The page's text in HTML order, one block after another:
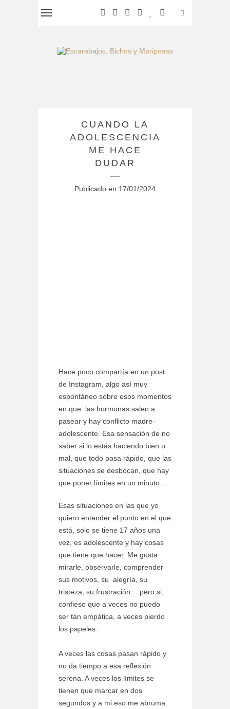
CUANDO LA
ADOLESCENCIA
ME HACE
DUDAR
Publicado en 17/01/2024
Hace poco compartía en un post
de Instagram, algo así muy
espontáneo sobre esos momentos
en que las hormonas salen a
pasear y hay conflicto madre-
adolescente. Esa sensación de no
saber si lo estás haciendo bien o
mal, que todo pasa rápido, que las
situaciones se desbocan, que hay
que poner límites en un minuto…
Esas situaciones en las que yo
quiero entender el punto en el que
está, solo se tiene 17 años una
vez, es adolescente y hay cosas
que tiene que hacer. Me gusta
mirarle, observarle, comprender
sus motivos, su alegría, su
tristeza, su frustración… pero si,
confieso que a veces no puedo
ser tan empática, a veces pierdo
los papeles.
A veces las cosas pasan rápido y
no da tiempo a esa reflexión
serena. A veces los límites se
tienen que marcar en dos
segundos y a mi eso me abruma.